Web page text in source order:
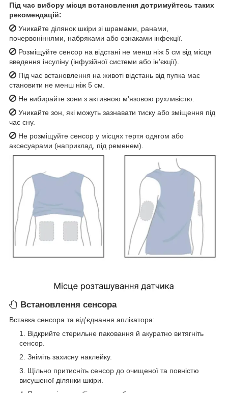
Під час вибору місця встановлення дотримуйтесь таких
рекомендацій:
Уникайте ділянок шкіри зі шрамами, ранами,
почервоніннями, набряками або ознаками інфекції.
Розміщуйте сенсор на відстані не менш ніж 5 см від місця
введення інсуліну (інфузійної системи або ін'єкції).
Під час встановлення на животі відстань від пупка має
становити не менш ніж 5 см.
Не вибирайте зони з активною м'язовою рухливістю.
Уникайте зон, які можуть зазнавати тиску або зміщення під
час сну.
Не розміщуйте сенсор у місцях тертя одягом або
аксесуарами (наприклад, під ременем).
Встановлення сенсора
Вставка сенсора та від'єднання аплікатора:
Відкрийте стерильне паковання й акуратно витягніть
сенсор.
Зніміть захисну наклейку.
Щільно притисніть сенсор до очищеної та повністю
висушеної ділянки шкіри.